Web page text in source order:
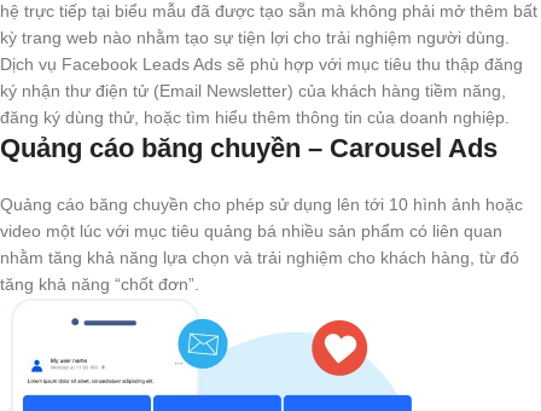
hệ trực tiếp tại biểu mẫu đã được tạo sẵn mà không phải mở thêm bất
kỳ trang web nào nhằm tạo sự tiện lợi cho trải nghiệm người dùng.
Dịch vụ Facebook Leads Ads sẽ phù hợp với mục tiêu thu thập đăng
ký nhận thư điện tử (Email Newsletter) của khách hàng tiềm năng,
đăng ký dùng thử, hoặc tìm hiểu thêm thông tin của doanh nghiệp.
Quảng cáo băng chuyền – Carousel Ads
Quảng cáo băng chuyền cho phép sử dụng lên tới 10 hình ảnh hoặc
video một lúc với mục tiêu quảng bá nhiều sản phẩm có liên quan
nhằm tăng khả năng lựa chọn và trải nghiệm cho khách hàng, từ đó
tăng khả năng “chốt đơn”.